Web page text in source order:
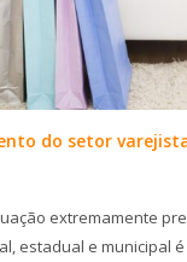
do setor
extremamente
estadual e municipal